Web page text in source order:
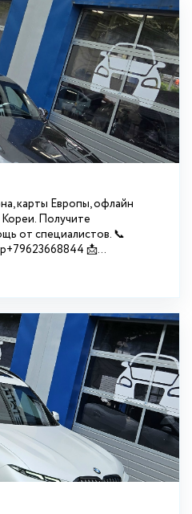
карты Европы, офлайн
Получите
от специалистов. 📞
📩...